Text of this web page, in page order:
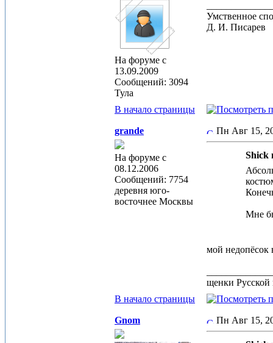
На форуме с
13.09.2009
Сообщений: 3094
Тула
Умственное
Д. И. Писарев
В начало страницы
grande
На форуме с
08.12.2006
Сообщений: 7754
деревня юго-
восточнее Москвы
Пн Авг 15,
Shick
Мне
мой
щенки Русской
В начало страницы
Gnom Пн Авг 15,